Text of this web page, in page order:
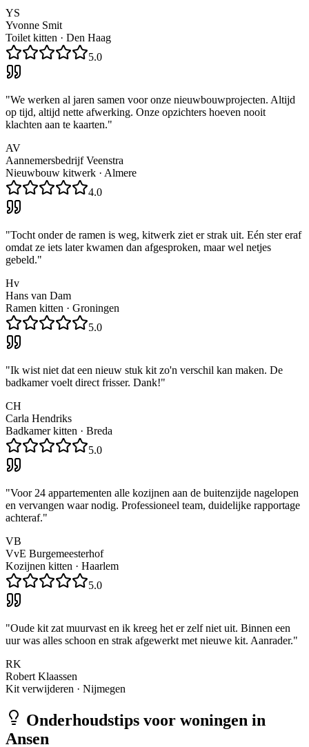
YS
Yvonne Smit
Toilet kitten · Den Haag
5.0
"We werken al jaren samen voor onze nieuwbouwprojecten. Altijd
op tijd, altijd nette afwerking. Onze opzichters hoeven nooit
klachten aan te kaarten."
AV
Aannemersbedrijf Veenstra
Nieuwbouw kitwerk · Almere
4.0
"Tocht onder de ramen is weg, kitwerk ziet er strak uit. Eén ster eraf
omdat ze iets later kwamen dan afgesproken, maar wel netjes
gebeld."
Hv
Hans van Dam
Ramen kitten · Groningen
5.0
"Ik wist niet dat een nieuw stuk kit zo'n verschil kan maken. De
badkamer voelt direct frisser. Dank!"
CH
Carla Hendriks
Badkamer kitten · Breda
5.0
"Voor 24 appartementen alle kozijnen aan de buitenzijde nagelopen
en vervangen waar nodig. Professioneel team, duidelijke rapportage
achteraf."
VB
VvE Burgemeesterhof
Kozijnen kitten · Haarlem
5.0
"Oude kit zat muurvast en ik kreeg het er zelf niet uit. Binnen een
uur was alles schoon en strak afgewerkt met nieuwe kit. Aanrader."
RK
Robert Klaassen
Kit verwijderen · Nijmegen
Onderhoudstips voor woningen in
Ansen